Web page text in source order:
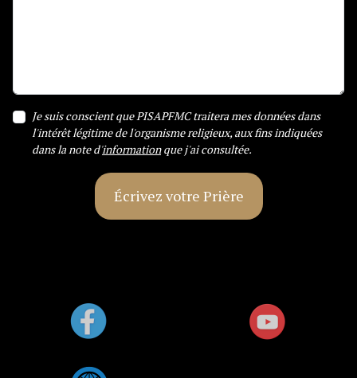
Je suis conscient que PISAPFMC traitera mes données dans
l'intérêt légitime de l'organisme religieux, aux fins indiquées
dans la note d'informationque j'ai consultée.
Écrivez votre Prière